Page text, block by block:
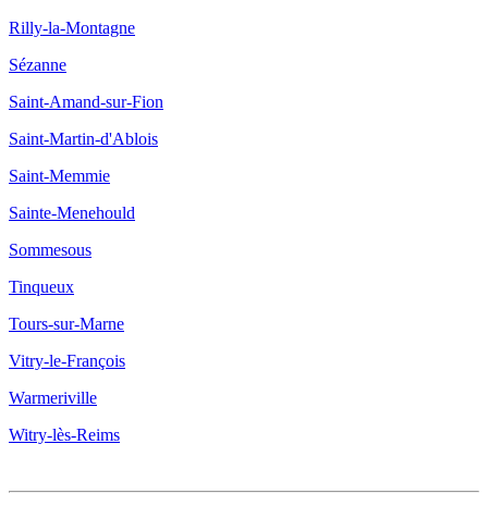
Rilly-la-Montagne
Sézanne
Saint-Amand-sur-Fion
Saint-Martin-d'Ablois
Saint-Memmie
Sainte-Menehould
Sommesous
Tinqueux
Tours-sur-Marne
Vitry-le-François
Warmeriville
Witry-lès-Reims